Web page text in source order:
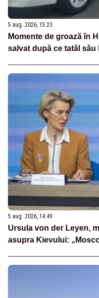
5 aug. 2026, 15:23
Momente de groază în
salvat după ce tatăl
5 aug. 2026, 14:49
Ursula von der Leyen,
asupra Kievului: